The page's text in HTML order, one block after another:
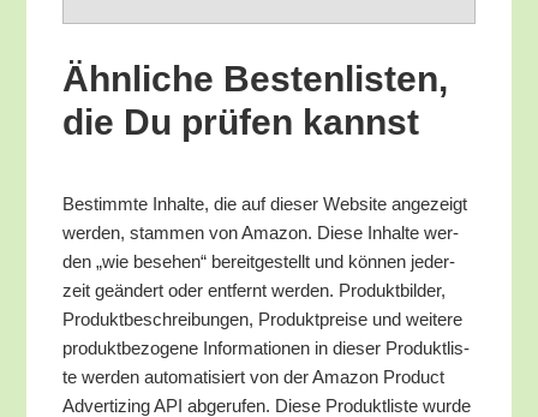
Ähn­li­che Bes­ten­lis­ten,
die Du prü­fen kannst
Bestimm­te Inhal­te, die auf die­ser Web­site ange­zeigt
wer­den, stam­men von Ama­zon. Die­se Inhal­te wer­
den „wie bese­hen“ bereit­ge­stellt und kön­nen jeder­
zeit geän­dert oder ent­fernt wer­den. Pro­dukt­bil­der,
Pro­dukt­be­schrei­bun­gen, Pro­dukt­prei­se und wei­te­re
pro­dukt­be­zo­ge­ne Infor­ma­tio­nen in die­ser Pro­dukt­lis­
te wer­den auto­ma­ti­siert von der Ama­zon Pro­duct
Adver­tiz­ing API abge­ru­fen. Die­se Pro­dukt­lis­te wur­de